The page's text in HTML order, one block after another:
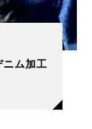
ニム加工